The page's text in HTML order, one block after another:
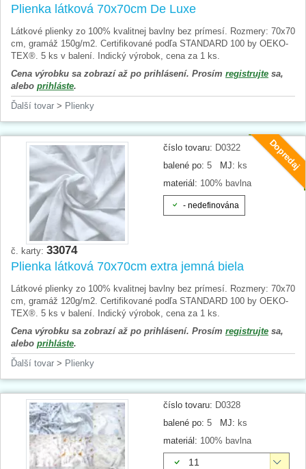
Plienka látková 70x70cm De Luxe
Látkové plienky zo 100% kvalitnej bavlny bez prímesí. Rozmery: 70x70
cm, gramáž 150g/m2. Certifikované podľa STANDARD 100 by OEKO-
TEX®. 5 ks v balení. Indický výrobok, cena za 1 ks.
Cena výrobku sa zobrazí až po prihlásení. Prosím registrujte sa,
alebo prihláste.
Ďalší tovar > Plienky
Dopredaj
číslo tovaru: D0322
balené po: 5 MJ: ks
materiál: 100% bavlna
- nedefinována
č. karty: 33074
Plienka látková 70x70cm extra jemná biela
Látkové plienky zo 100% kvalitnej bavlny bez prímesí. Rozmery: 70x70
cm, gramáž 120g/m2. Certifikované podľa STANDARD 100 by OEKO-
TEX®. 5 ks v balení. Indický výrobok, cena za 1 ks.
Cena výrobku sa zobrazí až po prihlásení. Prosím registrujte sa,
alebo prihláste.
Ďalší tovar > Plienky
číslo tovaru: D0328
balené po: 5 MJ: ks
materiál: 100% bavlna
11